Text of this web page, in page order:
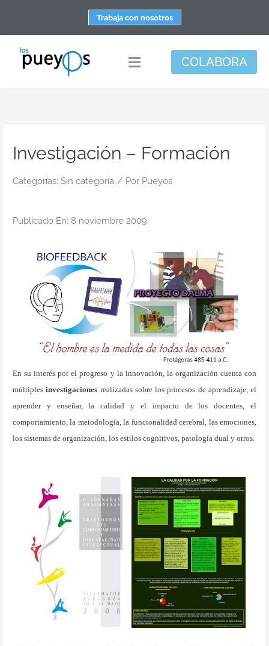
contenido
Trabaja con nosotros
Toggle
Apoyo personal y familiar
DisArte
Actualidad
Contacto
COLABORA
Investigación – Formación
Categorías: Sin categoría / Por Pueyos
Publicado En: 8 noviembre 2009
En su interés por el progreso y la innovación, la organización cuenta con
múltiplesinvestigaciones realizadas sobre los procesos de aprendizaje, el
aprender y enseñar, la calidad y el impacto de los docentes, el
comportamiento, la metodología, la funcionalidad cerebral, las emociones,
los sistemas de organización, los estilos cognitivos, patología dual y otros.